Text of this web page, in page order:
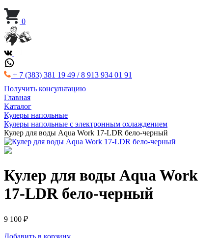
0
+ 7 (383) 381 19 49 / 8 913 934 01 91
Получить консультацию
Главная
Kаталог
Кулеры напольные
Кулеры напольные с электронным охлаждением
Кулер для воды Aqua Work 17-LDR бело-черный
Кулер для воды Aqua Work
17-LDR бело-черный
9 100 ₽
Добавить в корзину